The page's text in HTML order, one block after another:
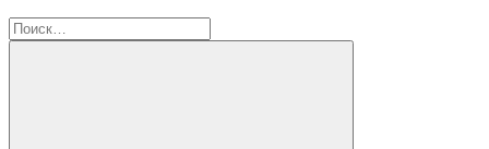
Найти: